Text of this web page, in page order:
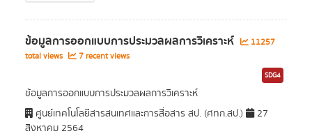
ข้อมูลการออกแบบการประมวลผลการวิเคราะห์
11257
total views
7 recent views
SDG4
ข้อมูลการออกแบบการประมวลผลการวิเคราะห์
ศูนย์เทคโนโลยีสารสนเทศและการสื่อสาร สป. (ศทก.สป.)
27
สิงหาคม 2564